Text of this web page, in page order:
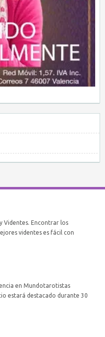
Videntes. Encontrar los
videntes es fácil con
en Mundotarotistas
estará destacado durante 30